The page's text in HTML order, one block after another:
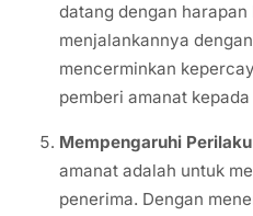
datang dengan
menjalankannya
mencerminkan
pemberi amanat
Mempengaruhi Perilaku
amanat adalah untuk
penerima. Dengan